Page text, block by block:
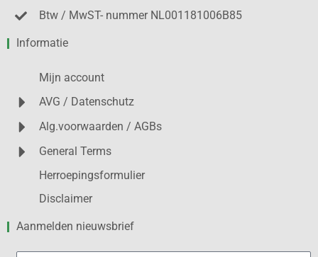
Btw / MwST- nummer NL001181006B85
Informatie
Mijn account
AVG / Datenschutz
Alg.voorwaarden / AGBs
General Terms
Herroepingsformulier
Disclaimer
Aanmelden nieuwsbrief